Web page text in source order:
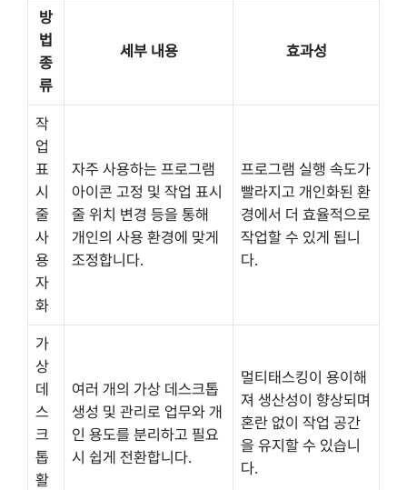
방
법
종
류
세부 내용 효과성
작
업
표
시
줄
사
용
자
화
자주 사용하는 프로그램
아이콘 고정 및 작업 표시
줄 위치 변경 등을 통해
개인의 사용 환경에 맞게
조정합니다.
프로그램 실행 속도가
빨라지고 개인화된 환
경에서 더 효율적으로
작업할 수 있게 됩니
다.
가
상
데
스
크
톱
활
여러 개의 가상 데스크톱
생성 및 관리로 업무와 개
인 용도를 분리하고 필요
시 쉽게 전환합니다.
멀티태스킹이 용이해
져 생산성이 향상되며
혼란 없이 작업 공간
을 유지할 수 있습니
다.